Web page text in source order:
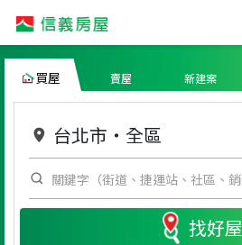
買屋 賣屋 新建案
台北市 ・ 全區
找好屋